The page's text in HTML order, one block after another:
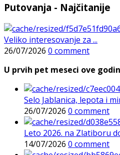
Putovanja - Najčitanije
Veliko interesovanje za ...
26/07/2026 0 comment
U prvih pet meseci ove
Selo Jablanica, lepota i
26/07/2026 0 comment
Leto 2026. na Zlatiboru
14/07/2026 0 comment